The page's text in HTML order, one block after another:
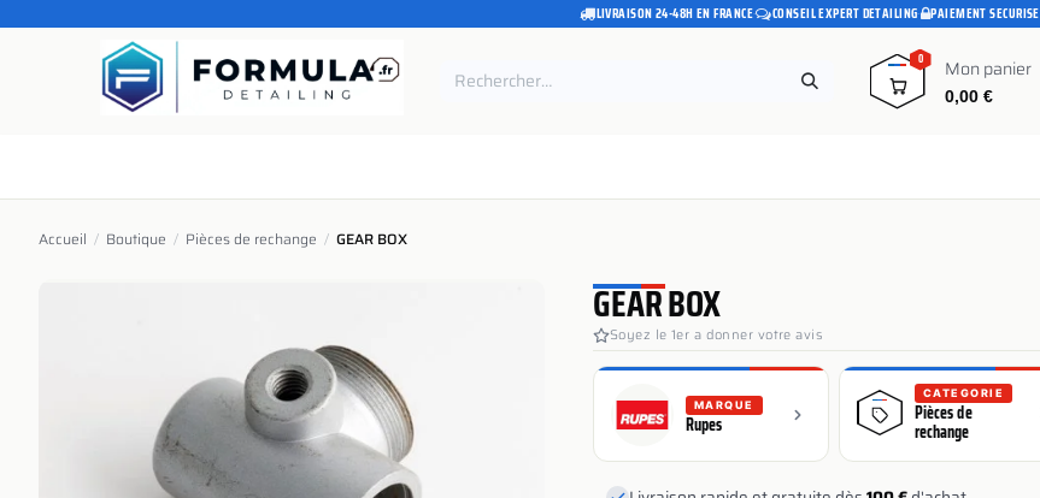
SE RENDRE AU CONTENU LIVRAISON 24-48H EN FRANCE· CONSEIL EXPERT DETAILING· PAIEMENT SECURISE
0 Mon panier
0,00€
Accueil / Boutique / Pièces de rechange / GEAR BOX
GEAR BOX
Soyez le 1er a donner votre avis
MARQUE
Rupes
CATEGORIE
Pièces de
rechange